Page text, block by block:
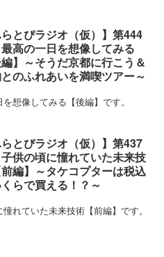
らとぴラジオ（仮）】第444
高の一日を想像してみる
編】～そうだ京都に行こう＆
のふれあいを満喫ツアー～
想像してみる【後編】です。
らとぴラジオ（仮）】第437
供の頃に憧れていた未来技
編】～タケコプターは税込
らで買える！？～
れていた未来技術【前編】です。